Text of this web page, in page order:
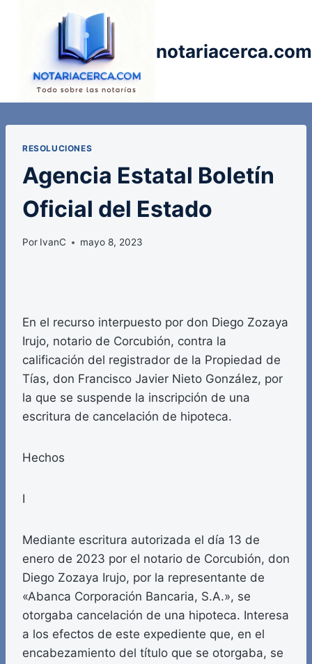
notariacerca.com
RESOLUCIONES
Agencia Estatal Boletín
Oficial del Estado
Por IvanC mayo 8, 2023
En el recurso interpuesto por don Diego Zozaya
Irujo, notario de Corcubión, contra la
calificación del registrador de la Propiedad de
Tías, don Francisco Javier Nieto González, por
la que se suspende la inscripción de una
escritura de cancelación de hipoteca.
Hechos
I
Mediante escritura autorizada el día 13 de
enero de 2023 por el notario de Corcubión, don
Diego Zozaya Irujo, por la representante de
«Abanca Corporación Bancaria, S.A.», se
otorgaba cancelación de una hipoteca. Interesa
a los efectos de este expediente que, en el
encabezamiento del título que se otorgaba, se